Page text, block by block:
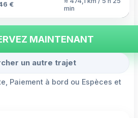
€
min
MAINTENANT
un autre trajet
Paiement à bord ou Espèces et